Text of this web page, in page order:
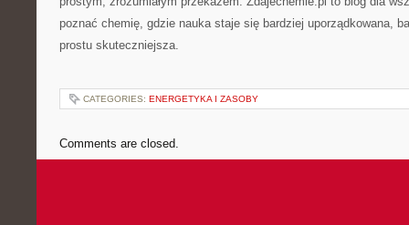
poznać chemię, gdzie nauka staje się bardziej uporządkowana,
prostu skuteczniejsza.
CATEGORIES: ENERGETYKA I ZASOBY
Comments are closed.